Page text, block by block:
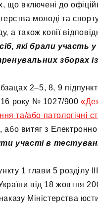
що включені до
молоді та
а також копії
які брали участь у
зборах із
2–5, 8, 9
року № 1027/900
та/або патологічні
або витяг з
участі в
1 глави 5 розділу
України від 18 жовтня
Міністерства